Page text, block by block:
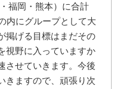
福岡・熊本）に合計
内にグループとして大
掲げる目標はまだその
視野に入っていますか
させていきます。今後
きますので、頑張り次